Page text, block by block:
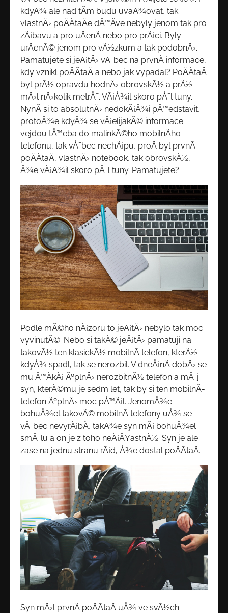
kdyÅ¾ ale nad tÃ­m budu uvaÅ¾ovat, tak
vlastnÄ› poÄÃ­taÄe dÅ™Ã­ve nebyly jenom tak pro
zÃ¡bavu a pro uÄenÃ­ nebo pro prÃ¡ci. Byly
urÄenÃ© jenom pro vÃ½zkum a tak podobnÄ›.
Pamatujete si jeÅ¡tÄ› vÅ¯bec na prvnÃ­ informace,
kdy vznikl poÄÃ­taÄ a nebo jak vypadal? PoÄÃ­taÄ
byl prÃ½ opravdu hodnÄ› obrovskÃ½ a prÃ½
mÄ›l nÄ›kolik metrÅ¯. VÃ¡Å¾il skoro pÅ¯l tuny.
NynÃ­ si to absolutnÄ› nedokÃ¡Å¾i pÅ™edstavit,
protoÅ¾e kdyÅ¾ se vÅ¡elijakÃ© informace
vejdou tÅ™eba do malinkÃ©ho mobilnÃ­ho
telefonu, tak vÅ¯bec nechÃ¡pu, proÄ byl prvnÃ­
poÄÃ­taÄ, vlastnÄ› notebook, tak obrovskÃ½,
Å¾e vÃ¡Å¾il skoro pÅ¯l tuny. Pamatujete?
Podle mÃ©ho nÃ¡zoru to jeÅ¡tÄ› nebylo tak moc
vyvinutÃ©. Nebo si takÃ© jeÅ¡tÄ› pamatuji na
takovÃ½ ten klasickÃ½ mobilnÃ­ telefon, kterÃ½
kdyÅ¾ spadl, tak se nerozbil. V dneÅ¡nÃ­ dobÄ› se
mu Å™Ã­kÃ¡ ÃºplnÄ› nerozbitnÃ½ telefon a mÅ¯j
syn, kterÃ©mu je sedm let, tak by si ten mobilnÃ­
telefon ÃºplnÄ› moc pÅ™Ã¡l. JenomÅ¾e
bohuÅ¾el takovÃ© mobilnÃ­ telefony uÅ¾ se
vÅ¯bec nevyrÃ¡bÃ­, takÅ¾e syn mÃ¡ bohuÅ¾el
smÅ¯lu a on je z toho neÅ¡Å¥astnÃ½. Syn je ale
zase na jednu stranu rÃ¡d, Å¾e dostal poÄÃ­taÄ.
Syn mÄ›l prvnÃ­ poÄÃ­taÄ uÅ¾ ve svÃ½ch